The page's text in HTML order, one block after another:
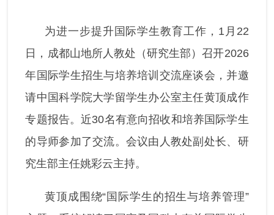
为进一步提升国际学生教育工作，1月22
日，成都山地所人教处（研究生部）召开2026
年国际学生招生与培养培训交流座谈会，并邀
请中国科学院大学留学生办公室主任黄顶成作
专题报告。近30名有意向招收和培养国际学生
的导师参加了交流。会议由人教处副处长、研
究生部主任姚彩云主持。
黄顶成围绕“国际学生的招生与培养管理”